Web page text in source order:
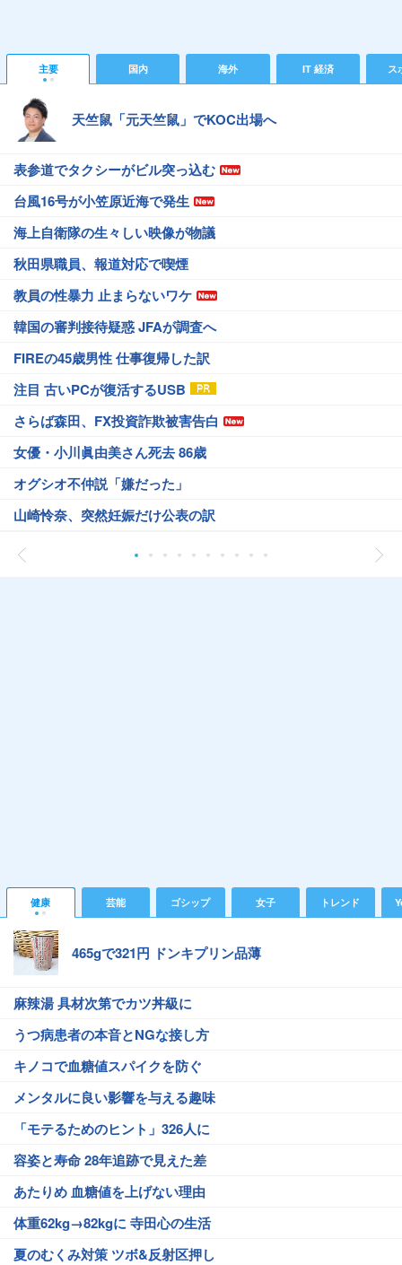
主要 国内 海外 IT 経済 ス
天竺鼠「元天竺鼠」でKOC出場へ
表参道でタクシーがビル突っ込む
台風16号が小笠原近海で発生
海上自衛隊の生々しい映像が物議
秋田県職員、報道対応で喫煙
教員の性暴力 止まらないワケ
韓国の審判接待疑惑 JFAが調査へ
FIREの45歳男性 仕事復帰した訳
注目 古いPCが復活するUSB
さらば森田、FX投資詐欺被害告白
女優・小川眞由美さん死去 86歳
オグシオ不仲説「嫌だった」
山崎怜奈、突然妊娠だけ公表の訳
健康 芸能 ゴシップ 女子 トレンド
465gで321円 ドンキプリン品薄
麻辣湯 具材次第でカツ丼級に
うつ病患者の本音とNGな接し方
キノコで血糖値スパイクを防ぐ
メンタルに良い影響を与える趣味
「モテるためのヒント」326人に
容姿と寿命 28年追跡で見えた差
あたりめ 血糖値を上げない理由
体重62kg→82kgに 寺田心の生活
夏のむくみ対策 ツボ&反射区押し